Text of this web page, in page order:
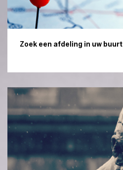
Zoek een afdeling in uw buurt